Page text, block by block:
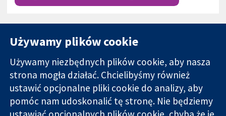
Wiarygodne dane
naukowe.
11-13 Cavendish
Square
Londyn
Kontakt
Nowości
Biuro
Używamy plików cookie
Używamy niezbędnych plików cookie, aby nasza
strona mogła działać. Chcielibyśmy również
ustawić opcjonalne pliki cookie do analizy, aby
pomóc nam udoskonalić tę stronę. Nie będziemy